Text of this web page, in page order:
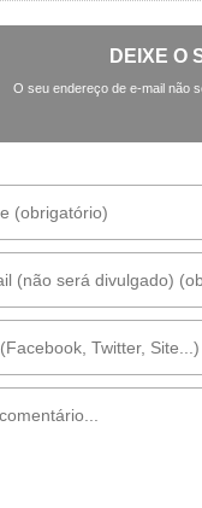
DEIXE O
O seu endereço de e-mail não